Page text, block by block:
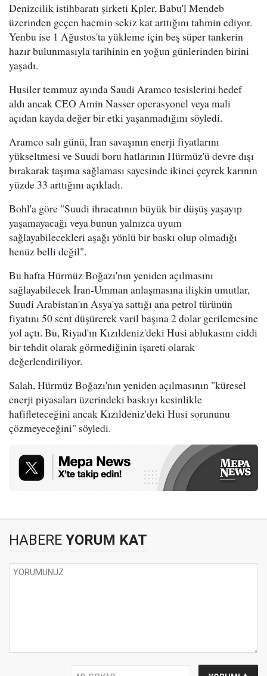
Denizcilik istihbaratı şirketi Kpler, Babu'l Mendeb
üzerinden geçen hacmin sekiz kat arttığını tahmin ediyor.
Yenbu ise 1 Ağustos'ta yükleme için beş süper tankerin
hazır bulunmasıyla tarihinin en yoğun günlerinden birini
yaşadı.
Husiler temmuz ayında Saudi Aramco tesislerini hedef
aldı ancak CEO Amin Nasser operasyonel veya mali
açıdan kayda değer bir etki yaşanmadığını söyledi.
Aramco salı günü, İran savaşının enerji fiyatlarını
yükseltmesi ve Suudi boru hatlarının Hürmüz'ü devre dışı
bırakarak taşıma sağlaması sayesinde ikinci çeyrek karının
yüzde 33 arttığını açıkladı.
Bohl'a göre "Suudi ihracatının büyük bir düşüş yaşayıp
yaşamayacağı veya bunun yalnızca uyum
sağlayabilecekleri aşağı yönlü bir baskı olup olmadığı
henüz belli değil".
Bu hafta Hürmüz Boğazı'nın yeniden açılmasını
sağlayabilecek İran-Umman anlaşmasına ilişkin umutlar,
Suudi Arabistan'ın Asya'ya sattığı ana petrol türünün
fiyatını 50 sent düşürerek varil başına 2 dolar gerilemesine
yol açtı. Bu, Riyad'ın Kızıldeniz'deki Husi ablukasını ciddi
bir tehdit olarak görmediğinin işareti olarak
değerlendiriliyor.
Salah, Hürmüz Boğazı'nın yeniden açılmasının "küresel
enerji piyasaları üzerindeki baskıyı kesinlikle
hafifleteceğini ancak Kızıldeniz'deki Husi sorununu
çözmeyeceğini" söyledi.
HABERE YORUM KAT